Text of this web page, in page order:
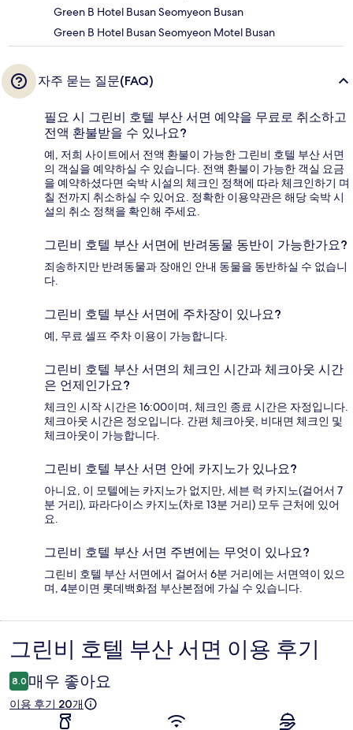
Green B Hotel Busan Seomyeon Busan
Green B Hotel Busan Seomyeon Motel Busan
자주 묻는 질문(FAQ)
필요 시 그린비 호텔 부산 서면 예약을 무료로 취소하고
전액 환불받을 수 있나요?
예, 저희 사이트에서 전액 환불이 가능한 그린비 호텔 부산 서면
의 객실을 예약하실 수 있습니다. 전액 환불이 가능한 객실 요금
을 예약하셨다면 숙박 시설의 체크인 정책에 따라 체크인하기 며
칠 전까지 취소하실 수 있어요. 정확한 이용약관은 해당 숙박 시
설의 취소 정책을 확인해 주세요.
그린비 호텔 부산 서면에 반려동물 동반이 가능한가요?
죄송하지만 반려동물과 장애인 안내 동물을 동반하실 수 없습니
다.
그린비 호텔 부산 서면에 주차장이 있나요?
예, 무료 셀프 주차 이용이 가능합니다.
그린비 호텔 부산 서면의 체크인 시간과 체크아웃 시간
은 언제인가요?
체크인 시작 시간은 16:00이며, 체크인 종료 시간은 자정입니다.
체크아웃 시간은 정오입니다. 간편 체크아웃, 비대면 체크인 및
체크아웃이 가능합니다.
그린비 호텔 부산 서면 안에 카지노가 있나요?
아니요, 이 모텔에는 카지노가 없지만, 세븐 럭 카지노(걸어서 7
분 거리), 파라다이스 카지노(차로 13분 거리) 모두 근처에 있어
요.
그린비 호텔 부산 서면 주변에는 무엇이 있나요?
그린비 호텔 부산 서면에서 걸어서 6분 거리에는 서면역이 있으
며, 4분이면 롯데백화점 부산본점에 가실 수 있습니다.
이
용
후
그린비 호텔 부산 서면 이용 후기
8.0 매우 좋아요
이용 후기 20개